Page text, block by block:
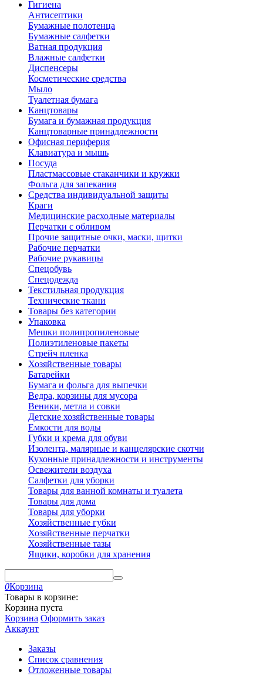
Гигиена
Антисептики
Бумажные полотенца
Бумажные салфетки
Ватная продукция
Влажные салфетки
Диспенсеры
Косметические средства
Мыло
Туалетная бумага
Канцтовары
Бумага и бумажная продукция
Канцтоварные принадлежности
Офисная периферия
Клавиатура и мышь
Посуда
Пластмассовые стаканчики и кружки
Фольга для запекания
Средства индивидуальной защиты
Краги
Медицинские расходные материалы
Перчатки с обливом
Прочие защитные очки, маски, щитки
Рабочие перчатки
Рабочие рукавицы
Спецобувь
Спецодежда
Текстильная продукция
Технические ткани
Товары без категории
Упаковка
Мешки полипропиленовые
Полиэтиленовые пакеты
Стрейч пленка
Хозяйственные товары
Батарейки
Бумага и фольга для выпечки
Ведра, корзины для мусора
Веники, метла и совки
Детские хозяйственные товары
Емкости для воды
Губки и крема для обуви
Изолента, малярные и канцелярские скотчи
Кухонные принадлежности и инструменты
Освежители воздуха
Салфетки для уборки
Товары для ванной комнаты и туалета
Товары для дома
Товары для уборки
Хозяйственные губки
Хозяйственные перчатки
Хозяйственные тазы
Ящики, коробки для хранения
0Корзина
Товары в корзине:
Корзина пуста
Корзина Оформить заказ
Аккаунт
Заказы
Список сравнения
Отложенные товары